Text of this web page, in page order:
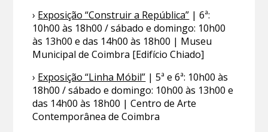
› Exposição “Construir a República” | 6ª:
10h00 às 18h00 / sábado e domingo: 10h00
às 13h00 e das 14h00 às 18h00 | Museu
Municipal de Coimbra [Edifício Chiado]
› Exposição “Linha Móbil” | 5ª e 6ª: 10h00 às
18h00 / sábado e domingo: 10h00 às 13h00 e
das 14h00 às 18h00 | Centro de Arte
Contemporânea de Coimbra